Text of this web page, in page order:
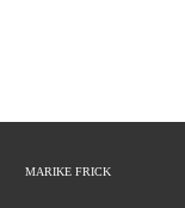
MARIKE FRICK